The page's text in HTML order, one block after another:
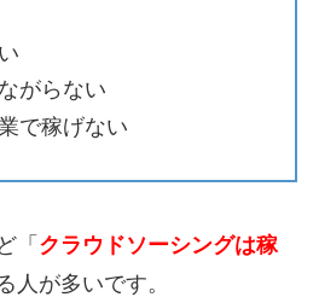
がらない
で稼げない
「 クラウドソーシングは稼
人が多いです。